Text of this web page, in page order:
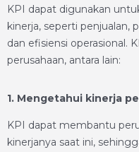
KPI dapat digunakan
kinerja, seperti penjualan,
dan efisiensi operasional.
perusahaan, antara lain:
1. Mengetahui kinerja
KPI dapat membantu
kinerjanya saat ini,